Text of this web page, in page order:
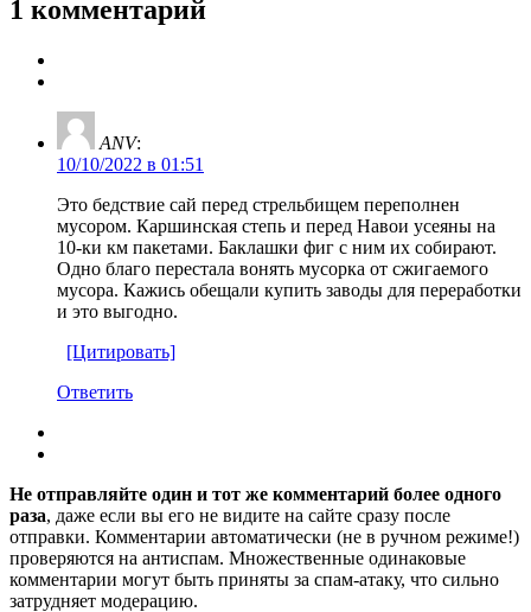
1 комментарий
ANV:
10/10/2022 в 01:51
Это бедствие сай перед стрельбищем переполнен
мусором. Каршинская степь и перед Навои усеяны на
10-ки км пакетами. Баклашки фиг с ним их собирают.
Одно благо перестала вонять мусорка от сжигаемого
мусора. Кажись обещали купить заводы для переработки
и это выгодно.
[Цитировать]
Ответить
Не отправляйте один и тот же комментарий более одного
раза, даже если вы его не видите на сайте сразу после
отправки. Комментарии автоматически (не в ручном режиме!)
проверяются на антиспам. Множественные одинаковые
комментарии могут быть приняты за спам-атаку, что сильно
затрудняет модерацию.